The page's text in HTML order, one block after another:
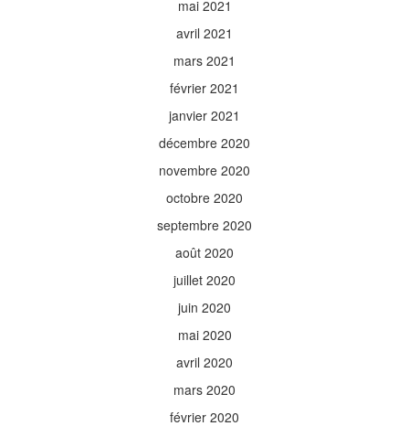
mai 2021
avril 2021
mars 2021
février 2021
janvier 2021
décembre 2020
novembre 2020
octobre 2020
septembre 2020
août 2020
juillet 2020
juin 2020
mai 2020
avril 2020
mars 2020
février 2020